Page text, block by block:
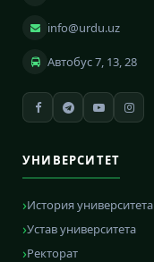
info@urdu.uz
Автобус 7, 13, 28
УНИВЕРСИТЕТ
История университета
Устав университета
Ректорат